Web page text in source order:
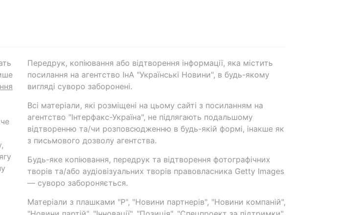
Передрук, копіювання або відтворення інформації, яка містить
посилання на агентство ІнА "Українські Новини", в будь-якому
вигляді суворо заборонені.
Всі матеріали, які розміщені на цьому сайті з посиланням на
агентство "Інтерфакс-Україна", не підлягають подальшому
відтворенню та/чи розповсюдженню в будь-якій формі, інакше як
з письмового дозволу агентства.
Будь-яке копіювання, передрук та відтворення фотографічних
творів та/або аудіовізуальних творів правовласника Getty Images
— суворо забороняється.
Матеріали з плашками "Р", "Новини партнерів", "Новини компаній",